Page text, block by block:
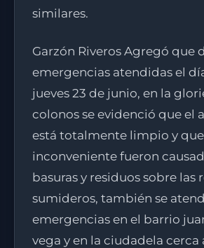
similares.
Garzón Riveros Agregó que
emergencias atendidas el
jueves 23 de junio, en la
colonos se evidenció que el
está totalmente limpio y que
inconveniente fueron
basuras y residuos sobre las
sumideros, también se
emergencias en el barrio
vega y en la ciudadela cerca